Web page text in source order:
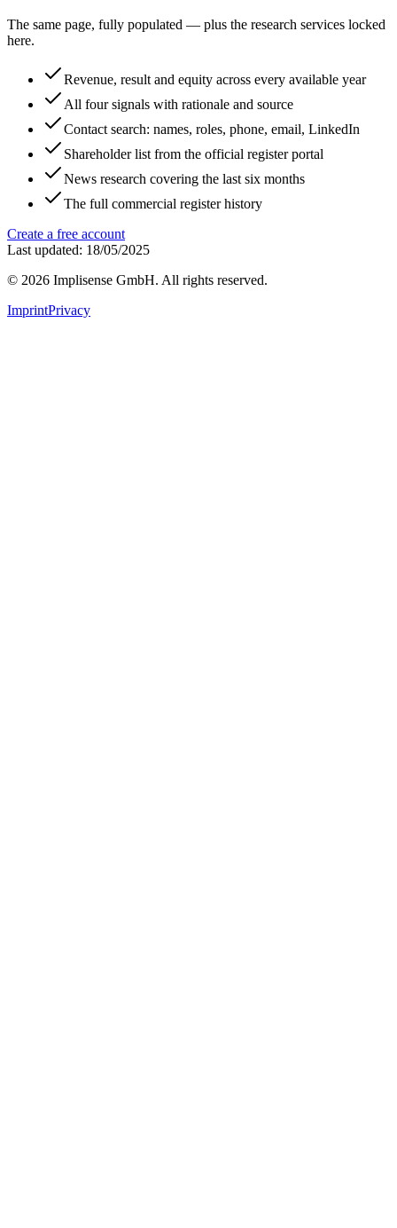
The same page, fully populated — plus the research services locked
here.
Revenue, result and equity across every available year
All four signals with rationale and source
Contact search: names, roles, phone, email, LinkedIn
Shareholder list from the official register portal
News research covering the last six months
The full commercial register history
Create a free account
Last updated: 18/05/2025
© 2026 Implisense GmbH. All rights reserved.
ImprintPrivacy